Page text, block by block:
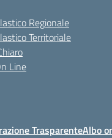
Regionale
Territoriale
Line
TrasparenteAlbo